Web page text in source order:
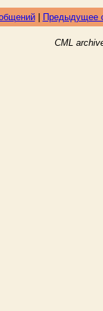
| Предыдущее
CML